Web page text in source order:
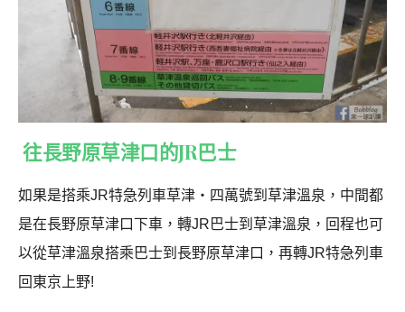
往長野原草津口的JR巴士
如果是搭乘JR特急列車草津・四萬號到草津溫泉，中間都
是在長野原草津口下車，轉JR巴士到草津溫泉，回程也可
以從草津溫泉搭乘巴士到長野原草津口，再轉JR特急列車
回東京上野!